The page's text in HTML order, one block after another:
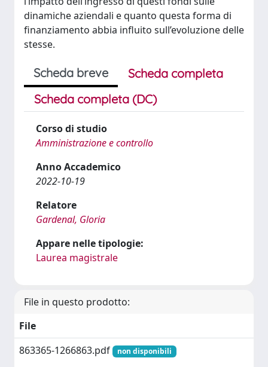
dinamiche aziendali e quanto questa forma di
finanziamento abbia influito sull’evoluzione delle
stesse.
Scheda breve
Scheda completa
Scheda completa (DC)
Corso di studio
Amministrazione e controllo
Anno Accademico
2022-10-19
Relatore
Gardenal, Gloria
Appare nelle tipologie:
Laurea magistrale
File in questo prodotto:
File
863365-1266863.pdf
non disponibili